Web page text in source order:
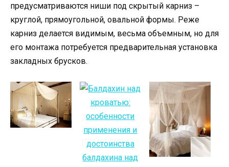
предусматриваются ниши под скрытый карниз –
круглой, прямоугольной, овальной формы. Реже
карниз делается видимым, весьма объемным, но для
его монтажа потребуется предварительная установка
закладных брусков.